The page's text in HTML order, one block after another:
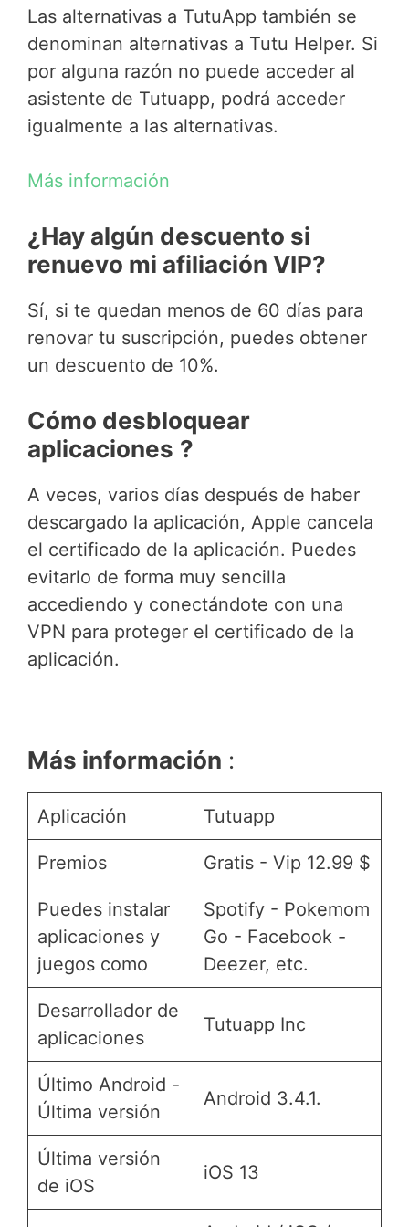
Las alternativas a TutuApp también se
denominan alternativas a Tutu Helper. Si
por alguna razón no puede acceder al
asistente de Tutuapp, podrá acceder
igualmente a las alternativas.
Más información
¿Hay algún descuento si
renuevo mi afiliación VIP?
Sí, si te quedan menos de 60 días para
renovar tu suscripción, puedes obtener
un descuento de 10%.
Cómo desbloquear
aplicaciones ?
A veces, varios días después de haber
descargado la aplicación, Apple cancela
el certificado de la aplicación. Puedes
evitarlo de forma muy sencilla
accediendo y conectándote con una
VPN para proteger el certificado de la
aplicación.
Más información :
Aplicación Tutuapp
Premios Gratis - Vip 12.99 $
Puedes instalar
aplicaciones y
juegos como
Spotify - Pokemom
Go - Facebook -
Deezer, etc.
Desarrollador de
aplicaciones
Tutuapp Inc
Último Android -
Última versión
Android 3.4.1.
Última versión
de iOS
iOS 13